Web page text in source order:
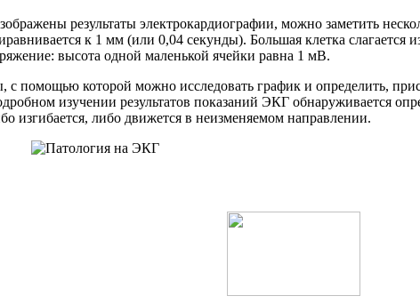
результаты электрокардиографии, можно заметить
к 1 мм (или 0,04 секунды). Большая клетка слагается
высота одной маленькой ячейки равна 1 мВ.
которой можно исследовать график и определить,
изучении результатов показаний ЭКГ обнаруживается
изгибается, либо движется в неизменяемом направлении.